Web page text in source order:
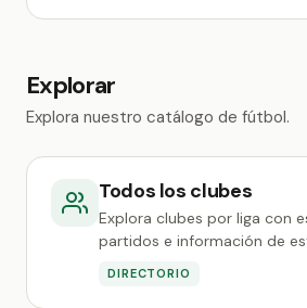
Explorar
Explora nuestro catálogo de fútbol.
Todos los clubes
Explora clubes por liga con
partidos e información de
DIRECTORIO